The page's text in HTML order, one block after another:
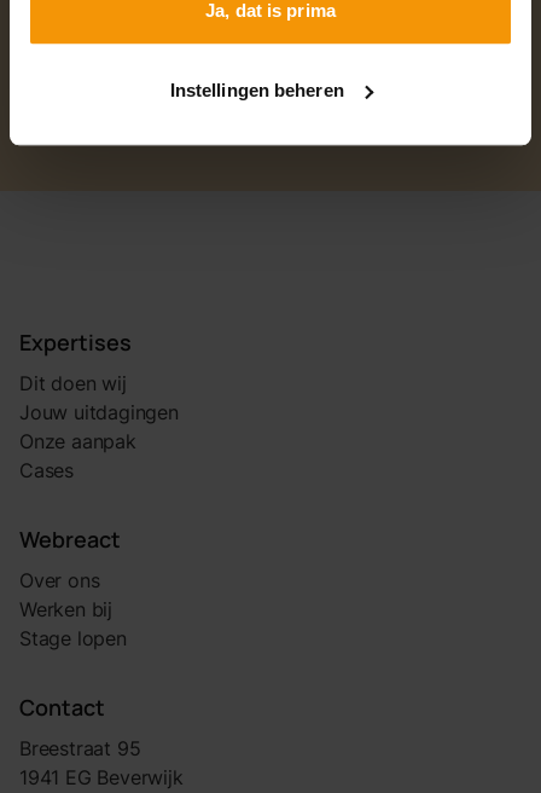
Ja, dat is prima
Instellingen beheren
Sebastian en Huub (Promi)
Bekijk highlights
Expertises
Dit doen wij
Jouw uitdagingen
Onze aanpak
Cases
Webreact
Over ons
Werken bij
Stage lopen
Contact
Breestraat 95
1941 EG Beverwijk